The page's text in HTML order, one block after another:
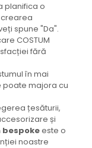
planifica o
spune "Da".
COSTUM
fără
în mai
poate majora cu
țesăturii,
și
este o
noastre